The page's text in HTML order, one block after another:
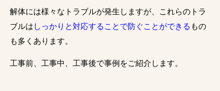
解体には様々なトラブルが発生しますが、これらのトラ
ブルは しっかりと対応することで防ぐことができる もの
も多くあります。
工事前、工事中、工事後で事例をご紹介します。